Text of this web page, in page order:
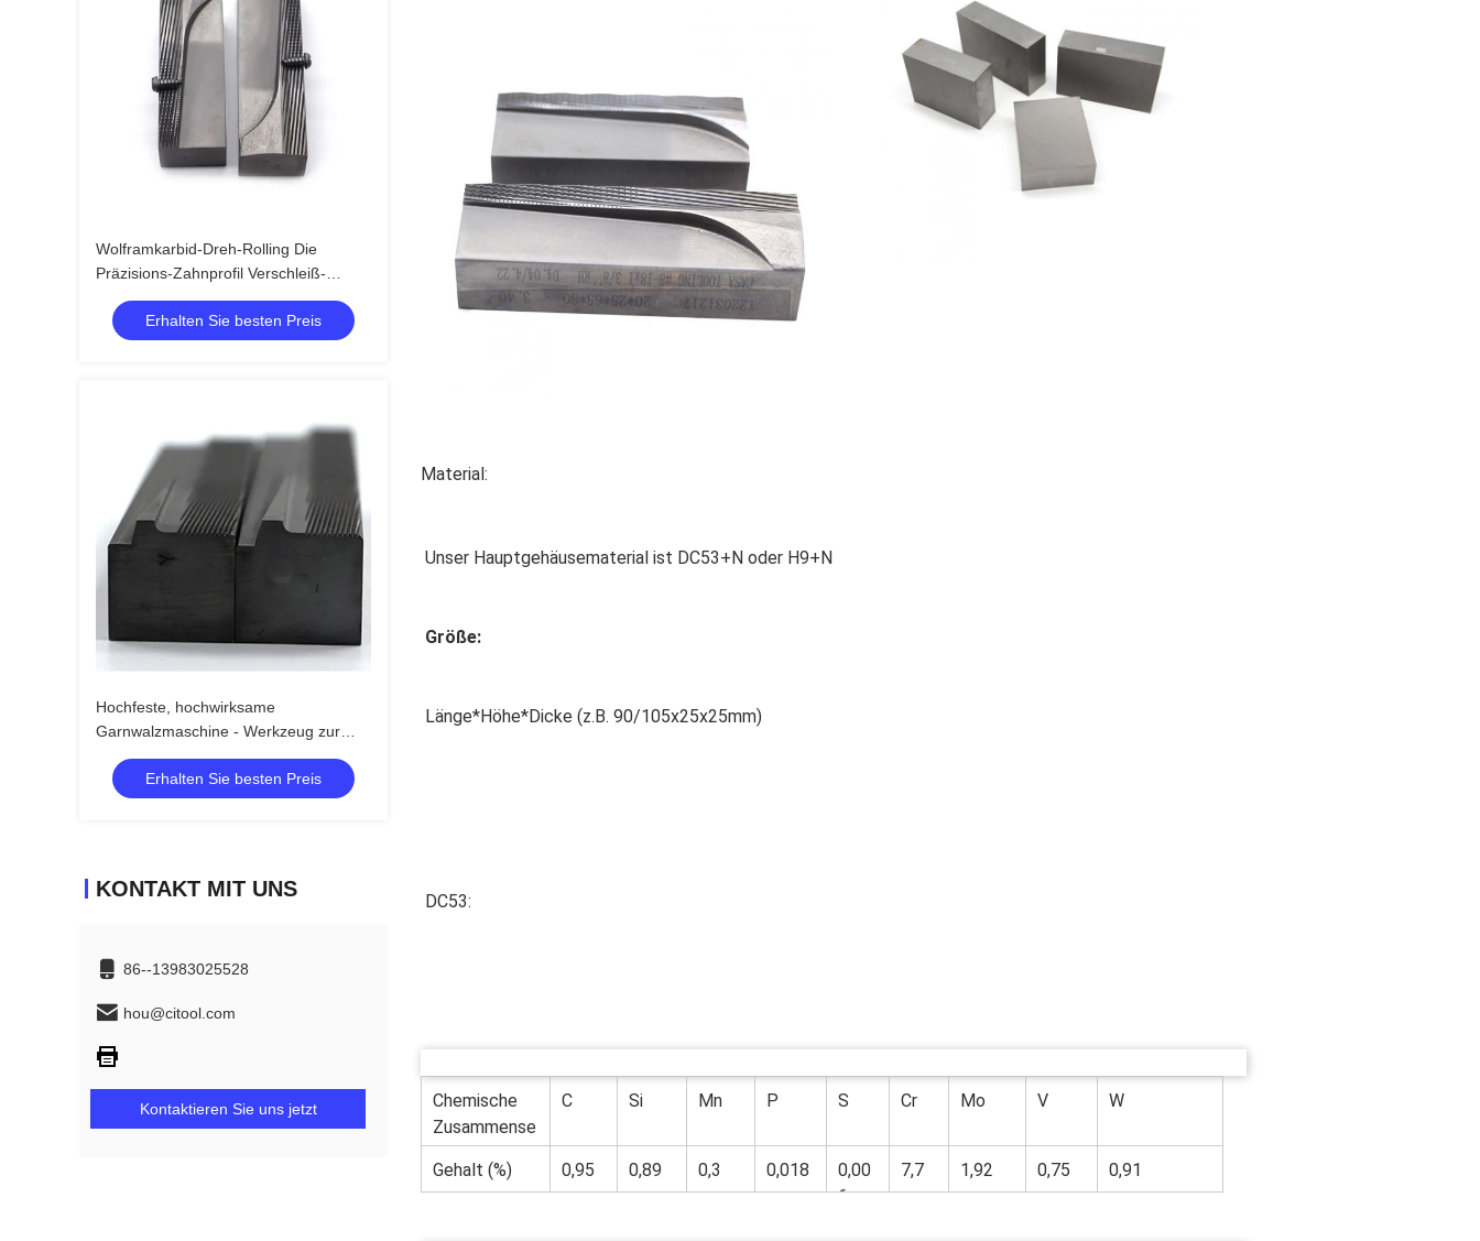
Wolframkarbid-Dreh-Rolling Die
Präzisions-Zahnprofil Verschleiß-
Ermüdungsbeständig für M3-M30
Edelstahl-Drähte Hohe Härte
Erhalten Sie besten Preis
Hochfeste, hochwirksame
Garnwalzmaschine - Werkzeug zur
Metallformung für Anwendungen in der
Automobilindustrie
Erhalten Sie besten Preis
KONTAKT MIT UNS
86--13983025528
hou@citool.com
Kontaktieren Sie uns jetzt
Material:
Unser Hauptgehäusematerial ist DC53+N oder H9+N
Größe:
Länge*Höhe*Dicke (z.B. 90/105x25x25mm)
DC53:
Chemische
Zusammense
tzung
C Si Mn P S Cr Mo V W
Gehalt (%) 0,95 0,89 0,3 0,018
0,00
6
7,7 1,92 0,75 0,91